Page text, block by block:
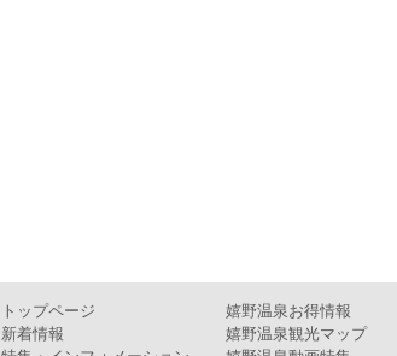
トップページ
新着情報
嬉野温泉お得情報
嬉野温泉観光マップ